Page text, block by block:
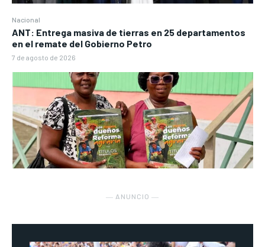
Nacional
ANT: Entrega masiva de tierras en 25 departamentos
en el remate del Gobierno Petro
7 de agosto de 2026
― ANUNCIO ―